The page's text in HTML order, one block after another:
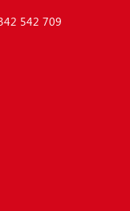
542 709